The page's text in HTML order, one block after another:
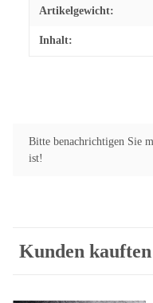
Artikelgewicht:
Inhalt:
Bitte benachrichtigen Sie
ist!
Kunden